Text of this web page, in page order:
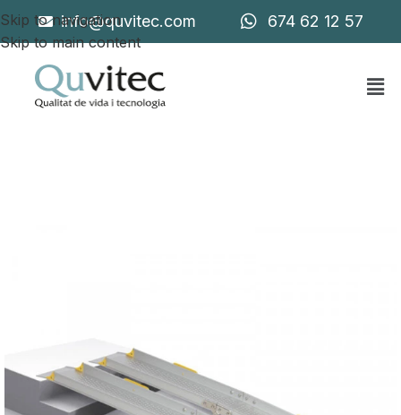
Skip to navigation
Skip to main content
info@quvitec.com 674 62 12 57